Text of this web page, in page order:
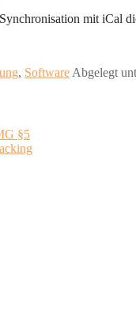
mit iCal
, Software Abgelegt
§5